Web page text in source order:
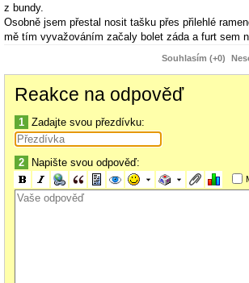
z bundy.
Osobně jsem přestal nosit tašku přes přilehlé
mě tím vyvažováním začaly bolet záda a furt sem
Souhlasím (+0)
Reakce na odpověď
1 Zadajte svou přezdívku:
2 Napište svou odpověď: